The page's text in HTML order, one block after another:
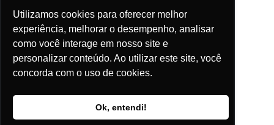
Utilizamos cookies para oferecer melhor
experiência, melhorar o desempenho, analisar
como você interage em nosso site e
personalizar conteúdo. Ao utilizar este site, você
concorda com o uso de cookies.
Ok, entendi!